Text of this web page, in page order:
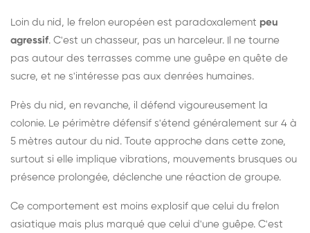
Loin du nid, le frelon européen est paradoxalement peu
agressif. C'est un chasseur, pas un harceleur. Il ne tourne
pas autour des terrasses comme une guêpe en quête de
sucre, et ne s'intéresse pas aux denrées humaines.
Près du nid, en revanche, il défend vigoureusement la
colonie. Le périmètre défensif s'étend généralement sur 4 à
5 mètres autour du nid. Toute approche dans cette zone,
surtout si elle implique vibrations, mouvements brusques ou
présence prolongée, déclenche une réaction de groupe.
Ce comportement est moins explosif que celui du frelon
asiatique mais plus marqué que celui d'une guêpe. C'est